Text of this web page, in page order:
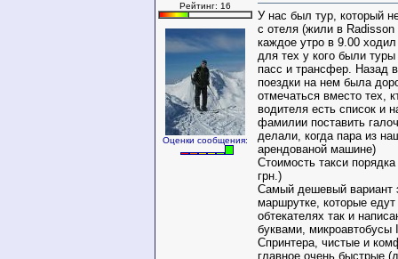
Рейтинг: 16
Оценки сообщения:
У нас был тур, который
с отеля (жили в
каждое утро в 9.00
для тех у кого были
пасс и трансфер. Назад
поездки на нем была
отмечаться вместо тех,
водителя есть список и
фамилии поставить
делали, когда пара из
арендованой машине)
Стоимость такси
грн.)
Самый дешевый вариант
маршрутке, которые
обтекателях так и
буквами, микроавтобусы
Спринтера, чистые и
главное очень быстрые